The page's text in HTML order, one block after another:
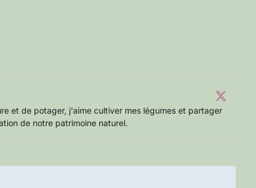
et de potager, j'aime cultiver mes légumes et partager
de notre patrimoine naturel.